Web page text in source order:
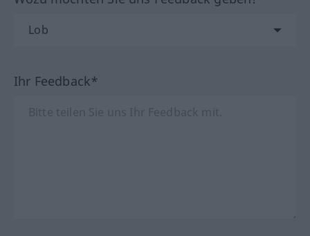
Ihr Feedback*